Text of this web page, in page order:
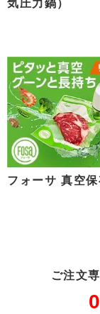
気圧力鍋）
フォーサ 真空保
ご注文